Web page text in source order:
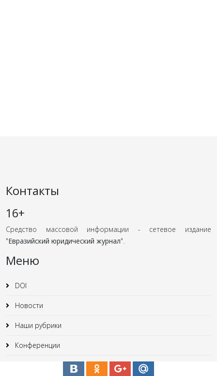
Контакты
16+
Средство массовой информации - сетевое издание
"Евразийский юридический журнал".
Меню
DOI
Новости
Наши рубрики
Конференции
Юридические статьи